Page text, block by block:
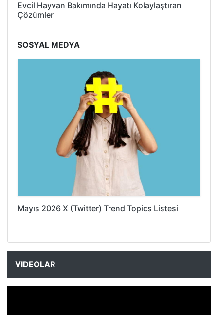
Evcil Hayvan Bakımında Hayatı Kolaylaştıran
Çözümler
SOSYAL MEDYA
Mayıs 2026 X (Twitter) Trend Topics Listesi
VIDEOLAR